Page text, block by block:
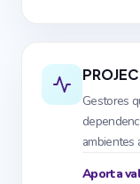
Gestores
ambientes
Aporta